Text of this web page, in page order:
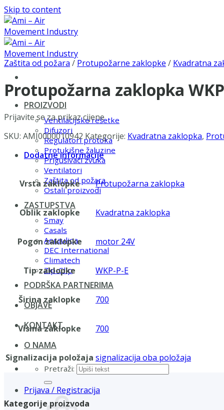
Skip to content
PROIZVODI
Ventilacijske rešetke
Difuzori
Regulatori protoka
Protukišne žaluzine
Prigušivači zvuka
Ventilatori
Zaštita od požara
Ostali proizvodi
ZASTUPSTVA
Smay
Casals
Aerauliqa
DEC International
Climatech
Zip-Clip
PODRŠKA PARTNERIMA
OBJAVE
KONTAKT
O NAMA
Pretraži:
Prijava / Registracija
Zaštita od požara / Protupožarne zaklopke / Kvadratna
Protupožarna zaklopka
Prijavite se za prikaz cijene
SKU: AMI0000010942 Kategorije: Kvadratna zaklopka,
Dodatne informacije
Vrsta zaklopke Protupožarna zaklopka
Oblik zaklopke Kvadratna zaklopka
Pogon zaklopke motor 24V
Tip zaklopke WKP-P-E
Širina zaklopke 700
Visina zaklopke 700
Signalizacija položaja signalizacija oba položaja
Kategorije proizvoda